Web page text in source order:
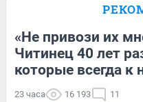
«Не привози их
Читинец 40 лет
которые всегда
23 часа 16 193 11